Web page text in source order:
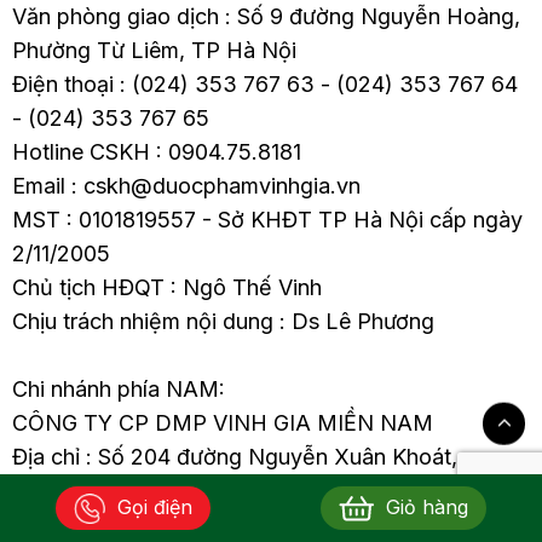
Văn phòng giao dịch : Số 9 đường Nguyễn Hoàng,
Phường Từ Liêm, TP Hà Nội
Điện thoại : (024) 353 767 63 - (024) 353 767 64
- (024) 353 767 65
Hotline CSKH : 0904.75.8181
Email : cskh@duocphamvinhgia.vn
MST : 0101819557 - Sở KHĐT TP Hà Nội cấp ngày
2/11/2005
Chủ tịch HĐQT : Ngô Thế Vinh
Chịu trách nhiệm nội dung : Ds Lê Phương
Chi nhánh phía NAM:
CÔNG TY CP DMP VINH GIA MIỀN NAM
Địa chỉ : Số 204 đường Nguyễn Xuân Khoát,
Phường Phú Thọ Hòa, TP.HCM
Hotline CSKH : 0904.75.8181
Gọi điện Giỏ hàng